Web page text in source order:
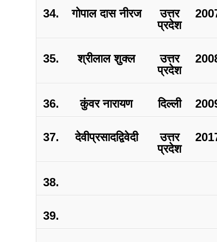
34. गोपाल दास नीरज
उत्तर
प्रदेश
35. श्रीलाल शुक्ल
उत्तर
प्रदेश
36. कुंवर नारायण दिल्ली
37. देवीप्रसादद्विवेदी
उत्तर
प्रदेश
38.
39.